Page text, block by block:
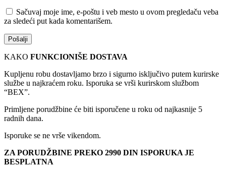
Sačuvaj moje ime, e-poštu i veb mesto u ovom pregledaču veba
za sledeći put kada komentarišem.
KAKO FUNKCIONIŠE DOSTAVA
Kupljenu robu dostavljamo brzo i sigurno isključivo putem kurirske
službe u najkraćem roku. Isporuka se vrši kurirskom službom
“BEX”.
Primljene porudžbine će biti isporučene u roku od najkasnije 5
radnih dana.
Isporuke se ne vrše vikendom.
ZA PORUDŽBINE PREKO 2990 DIN ISPORUKA JE
BESPLATNA